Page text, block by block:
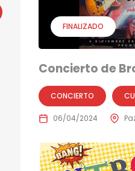
FINALIZADO
Concierto de
CONCIERTO
06/04/2024